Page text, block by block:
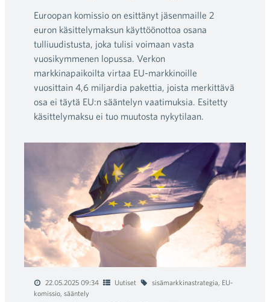
Euroopan komissio on esittänyt jäsenmaille 2
euron käsittelymaksun käyttöönottoa osana
tulliuudistusta, joka tulisi voimaan vasta
vuosikymmenen lopussa. Verkon
markkinapaikoilta virtaa EU-markkinoille
vuosittain 4,6 miljardia pakettia, joista merkittävä
osa ei täytä EU:n sääntelyn vaatimuksia. Esitetty
käsittelymaksu ei tuo muutosta nykytilaan.
22.05.2025 09:34 Uutiset sisämarkkinastrategia, EU-
komissio, sääntely